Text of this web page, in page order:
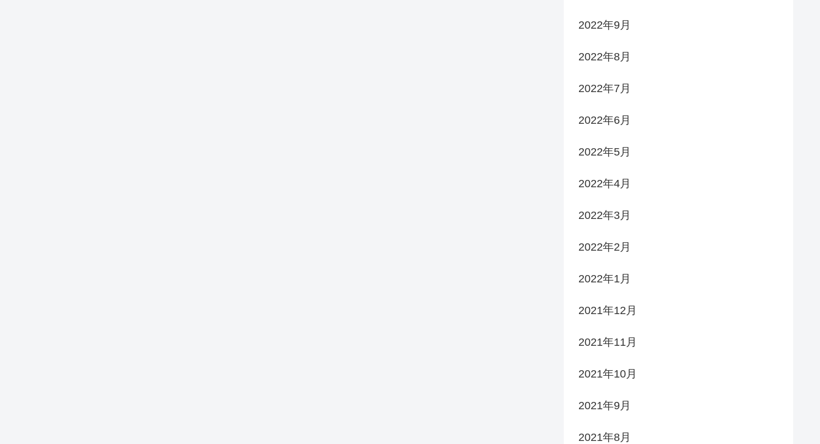
2022年9月
2022年8月
2022年7月
2022年6月
2022年5月
2022年4月
2022年3月
2022年2月
2022年1月
2021年12月
2021年11月
2021年10月
2021年9月
2021年8月